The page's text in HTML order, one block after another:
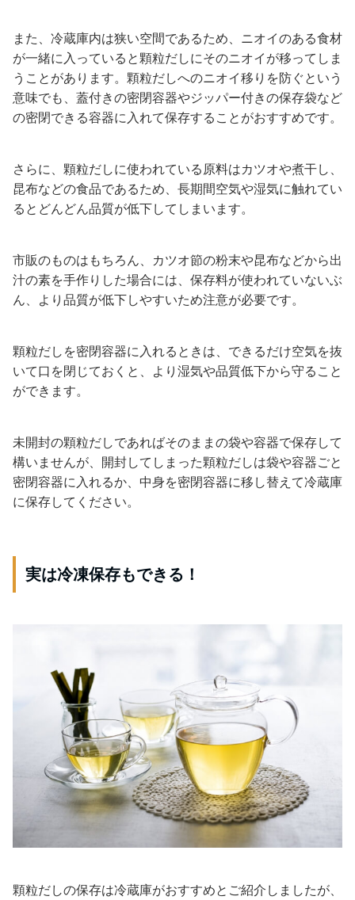
また、冷蔵庫内は狭い空間であるため、ニオイのある食材
が一緒に入っていると顆粒だしにそのニオイが移ってしま
うことがあります。顆粒だしへのニオイ移りを防ぐという
意味でも、蓋付きの密閉容器やジッパー付きの保存袋など
の密閉できる容器に入れて保存することがおすすめです。
さらに、顆粒だしに使われている原料はカツオや煮干し、
昆布などの食品であるため、長期間空気や湿気に触れてい
るとどんどん品質が低下してしまいます。
市販のものはもちろん、カツオ節の粉末や昆布などから出
汁の素を手作りした場合には、保存料が使われていないぶ
ん、より品質が低下しやすいため注意が必要です。
顆粒だしを密閉容器に入れるときは、できるだけ空気を抜
いて口を閉じておくと、より湿気や品質低下から守ること
ができます。
未開封の顆粒だしであればそのままの袋や容器で保存して
構いませんが、開封してしまった顆粒だしは袋や容器ごと
密閉容器に入れるか、中身を密閉容器に移し替えて冷蔵庫
に保存してください。
実は冷凍保存もできる！
顆粒だしの保存は冷蔵庫がおすすめとご紹介しましたが、